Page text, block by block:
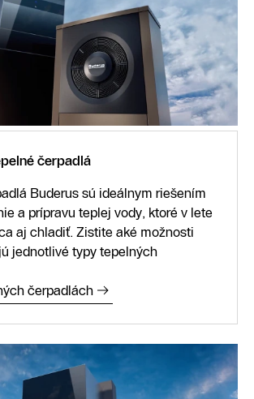
čerpadlá
Buderus sú ideálnym riešením
a prípravu teplej vody, ktoré v lete
aj chladiť. Zistite aké možnosti
jednotlivé typy tepelných
čerpadlách